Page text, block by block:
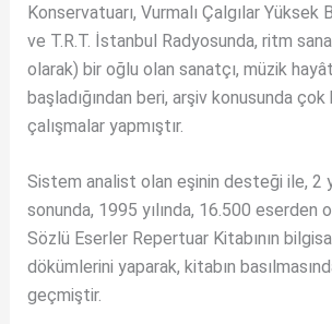
Konservatuarı, Vurmalı Çalgılar Yüksek
ve T.R.T. İstanbul Radyosunda, ritm
olarak) bir oğlu olan sanatçı, müzik
başladığından beri, arşiv konusunda çok
çalışmalar yapmıştır.
Sistem analist olan eşinin desteği ile, 2
sonunda, 1995 yılında, 16.500 eserden
Sözlü Eserler Repertuar Kitabının
dökümlerini yaparak, kitabın
geçmiştir.